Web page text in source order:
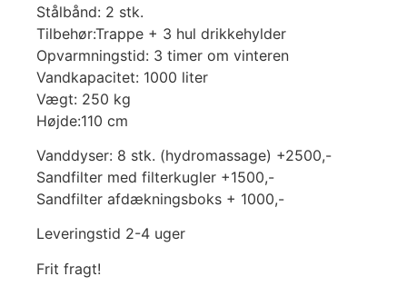
Stålbånd: 2 stk.
Tilbehør:Trappe + 3 hul drikkehylder
Opvarmningstid: 3 timer om vinteren
Vandkapacitet: 1000 liter
Vægt: 250 kg
Højde:110 cm
Vanddyser: 8 stk. (hydromassage) +2500,-
Sandfilter med filterkugler +1500,-
Sandfilter afdækningsboks + 1000,-
Leveringstid 2-4 uger
Frit fragt!